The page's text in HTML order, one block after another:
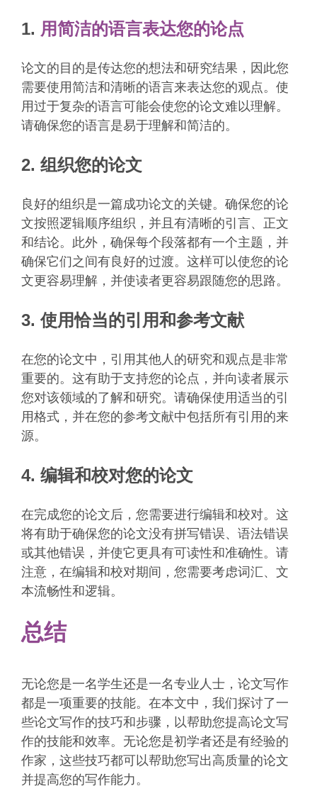
1. 用简洁的语言表达您的论点
论文的目的是传达您的想法和研究结果，因此您
需要使用简洁和清晰的语言来表达您的观点。使
用过于复杂的语言可能会使您的论文难以理解。
请确保您的语言是易于理解和简洁的。
2. 组织您的论文
良好的组织是一篇成功论文的关键。确保您的论
文按照逻辑顺序组织，并且有清晰的引言、正文
和结论。此外，确保每个段落都有一个主题，并
确保它们之间有良好的过渡。这样可以使您的论
文更容易理解，并使读者更容易跟随您的思路。
3. 使用恰当的引用和参考文献
在您的论文中，引用其他人的研究和观点是非常
重要的。这有助于支持您的论点，并向读者展示
您对该领域的了解和研究。请确保使用适当的引
用格式，并在您的参考文献中包括所有引用的来
源。
4. 编辑和校对您的论文
在完成您的论文后，您需要进行编辑和校对。这
将有助于确保您的论文没有拼写错误、语法错误
或其他错误，并使它更具有可读性和准确性。请
注意，在编辑和校对期间，您需要考虑词汇、文
本流畅性和逻辑。
总结
无论您是一名学生还是一名专业人士，论文写作
都是一项重要的技能。在本文中，我们探讨了一
些论文写作的技巧和步骤，以帮助您提高论文写
作的技能和效率。无论您是初学者还是有经验的
作家，这些技巧都可以帮助您写出高质量的论文
并提高您的写作能力。